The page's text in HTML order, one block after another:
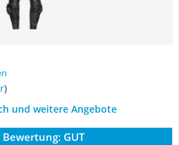
)
und weitere Angebote
Bewertung: GUT